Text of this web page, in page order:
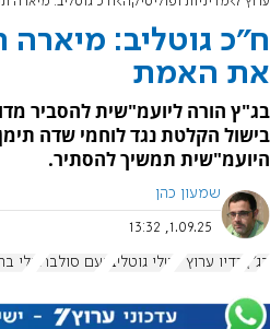
ח"כ גוטליב:
את האמת
בג"ץ הורה ליועמ"שית להסביר
בישול הקלטת נגד לוחמי שדה
היועמ"שית תמשיך להסתיר.
שמעון כהן
1.09.25, 13:32
בג"ץ רדיו ערוץ 7 טלי גוטליב נעם סולברג גלי